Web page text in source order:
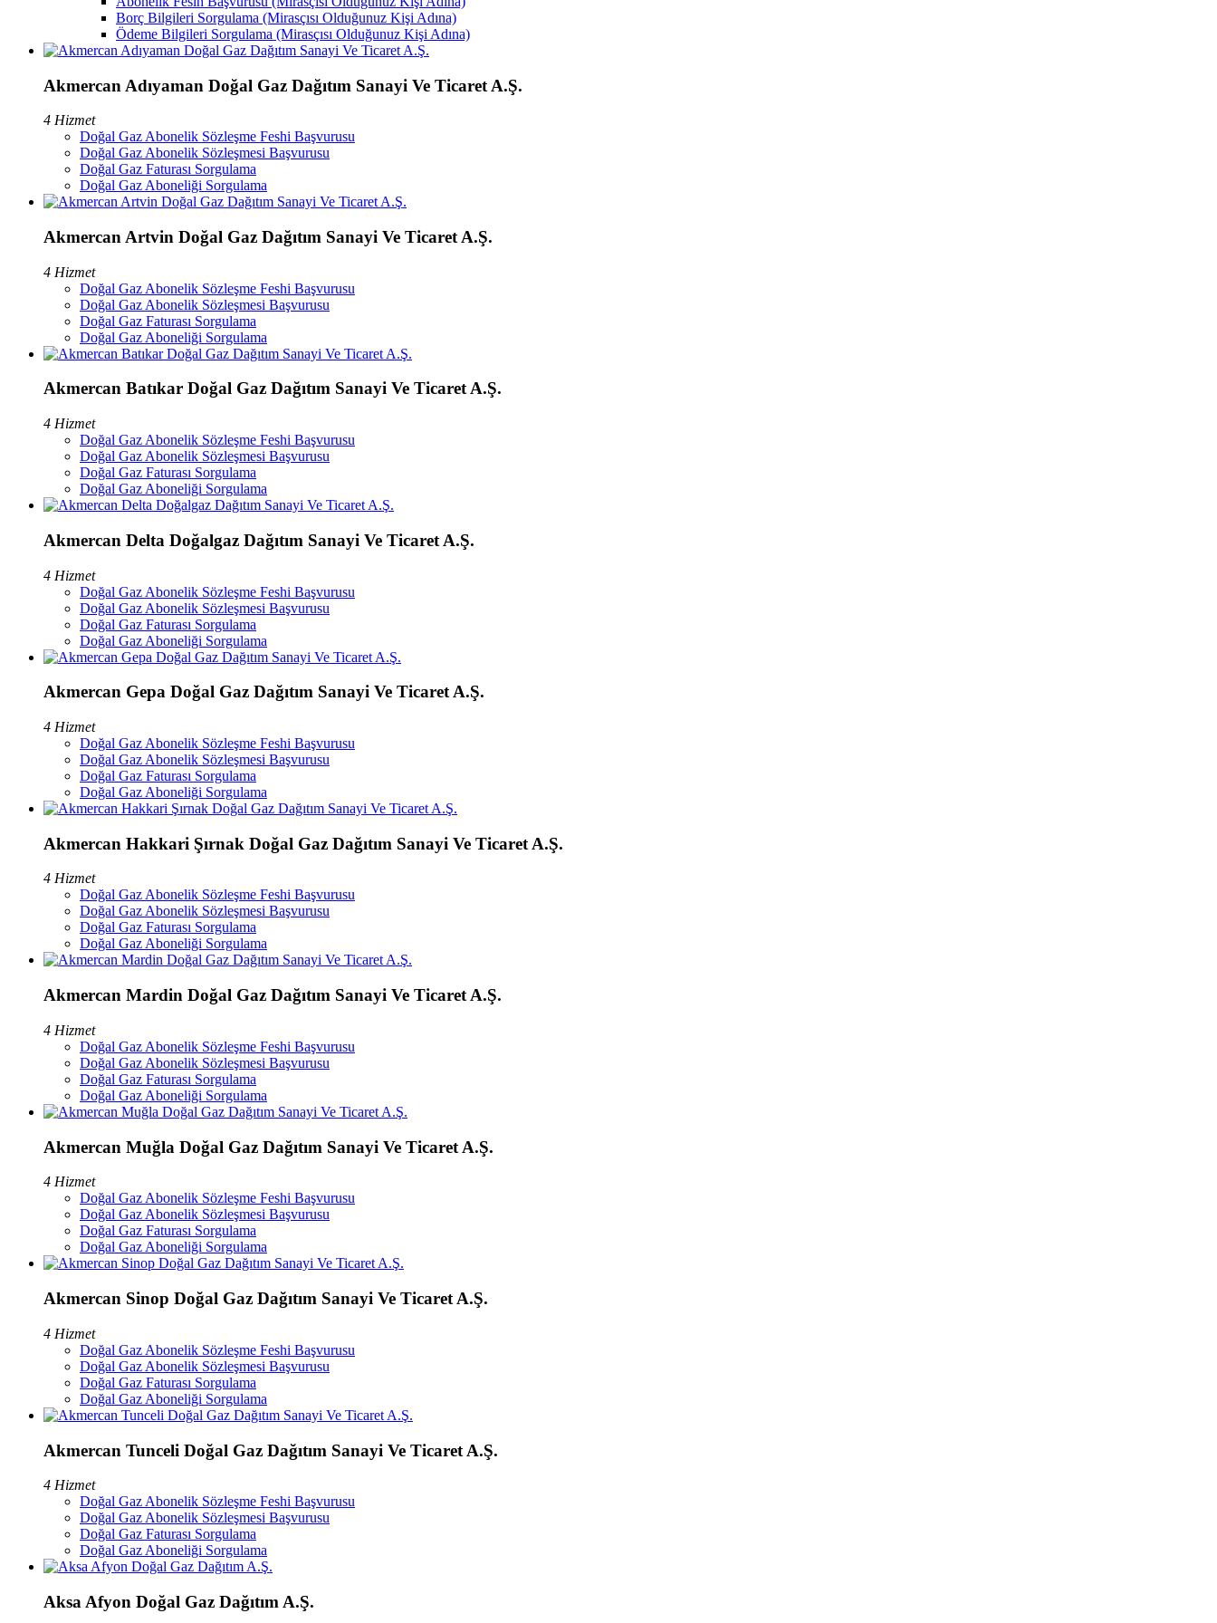
Borç Bilgileri Sorgulama (Mirasçısı Olduğunuz Kişi Adına)
Ödeme Bilgileri Sorgulama (Mirasçısı Olduğunuz Kişi Adına)
Akmercan Adıyaman Doğal Gaz Dağıtım Sanayi Ve Ticaret A.Ş.
4 Hizmet
Doğal Gaz Abonelik Sözleşme Feshi Başvurusu
Doğal Gaz Abonelik Sözleşmesi Başvurusu
Doğal Gaz Faturası Sorgulama
Doğal Gaz Aboneliği Sorgulama
Akmercan Artvin Doğal Gaz Dağıtım Sanayi Ve Ticaret A.Ş.
4 Hizmet
Doğal Gaz Abonelik Sözleşme Feshi Başvurusu
Doğal Gaz Abonelik Sözleşmesi Başvurusu
Doğal Gaz Faturası Sorgulama
Doğal Gaz Aboneliği Sorgulama
Akmercan Batıkar Doğal Gaz Dağıtım Sanayi Ve Ticaret A.Ş.
4 Hizmet
Doğal Gaz Abonelik Sözleşme Feshi Başvurusu
Doğal Gaz Abonelik Sözleşmesi Başvurusu
Doğal Gaz Faturası Sorgulama
Doğal Gaz Aboneliği Sorgulama
Akmercan Delta Doğalgaz Dağıtım Sanayi Ve Ticaret A.Ş.
4 Hizmet
Doğal Gaz Abonelik Sözleşme Feshi Başvurusu
Doğal Gaz Abonelik Sözleşmesi Başvurusu
Doğal Gaz Faturası Sorgulama
Doğal Gaz Aboneliği Sorgulama
Akmercan Gepa Doğal Gaz Dağıtım Sanayi Ve Ticaret A.Ş.
4 Hizmet
Doğal Gaz Abonelik Sözleşme Feshi Başvurusu
Doğal Gaz Abonelik Sözleşmesi Başvurusu
Doğal Gaz Faturası Sorgulama
Doğal Gaz Aboneliği Sorgulama
Akmercan Hakkari Şırnak Doğal Gaz Dağıtım Sanayi Ve Ticaret A.Ş.
4 Hizmet
Doğal Gaz Abonelik Sözleşme Feshi Başvurusu
Doğal Gaz Abonelik Sözleşmesi Başvurusu
Doğal Gaz Faturası Sorgulama
Doğal Gaz Aboneliği Sorgulama
Akmercan Mardin Doğal Gaz Dağıtım Sanayi Ve Ticaret A.Ş.
4 Hizmet
Doğal Gaz Abonelik Sözleşme Feshi Başvurusu
Doğal Gaz Abonelik Sözleşmesi Başvurusu
Doğal Gaz Faturası Sorgulama
Doğal Gaz Aboneliği Sorgulama
Akmercan Muğla Doğal Gaz Dağıtım Sanayi Ve Ticaret A.Ş.
4 Hizmet
Doğal Gaz Abonelik Sözleşme Feshi Başvurusu
Doğal Gaz Abonelik Sözleşmesi Başvurusu
Doğal Gaz Faturası Sorgulama
Doğal Gaz Aboneliği Sorgulama
Akmercan Sinop Doğal Gaz Dağıtım Sanayi Ve Ticaret A.Ş.
4 Hizmet
Doğal Gaz Abonelik Sözleşme Feshi Başvurusu
Doğal Gaz Abonelik Sözleşmesi Başvurusu
Doğal Gaz Faturası Sorgulama
Doğal Gaz Aboneliği Sorgulama
Akmercan Tunceli Doğal Gaz Dağıtım Sanayi Ve Ticaret A.Ş.
4 Hizmet
Doğal Gaz Abonelik Sözleşme Feshi Başvurusu
Doğal Gaz Abonelik Sözleşmesi Başvurusu
Doğal Gaz Faturası Sorgulama
Doğal Gaz Aboneliği Sorgulama
Aksa Afyon Doğal Gaz Dağıtım A.Ş.